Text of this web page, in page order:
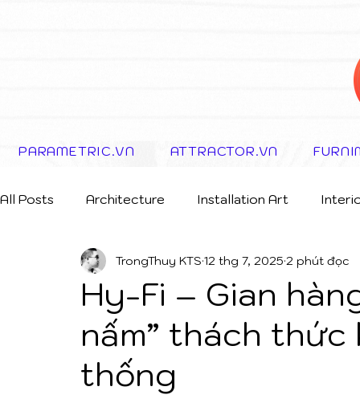
PARAMETRIC.VN ATTRACTOR.VN
All Posts Architecture Installation Art
Storytelling Concept
Hy-Fi – Gian
nấm” thách
thống
TrongThuy KTS 12 thg 7, 2025 2 phút đọc